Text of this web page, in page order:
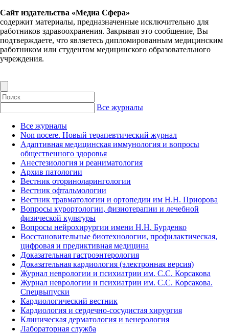
Сайт издательства «Медиа Сфера»
содержит материалы, предназначенные исключительно для
работников здравоохранения. Закрывая это сообщение, Вы
подтверждаете, что являетесь дипломированным медицинским
работником или студентом медицинского образовательного
учреждения.
Все журналы
Все журналы
Non nocere. Новый терапевтический журнал
Адаптивная медицинская иммунология и вопросы
общественного здоровья
Анестезиология и реаниматология
Архив патологии
Вестник оториноларингологии
Вестник офтальмологии
Вестник травматологии и ортопедии им Н.Н. Приорова
Вопросы курортологии, физиотерапии и лечебной
физической культуры
Вопросы нейрохирургии имени Н.Н. Бурденко
Восстановительные биотехнологии, профилактическая,
цифровая и предиктивная медицина
Доказательная гастроэнтерология
Доказательная кардиология (электронная версия)
Журнал неврологии и психиатрии им. С.С. Корсакова
Журнал неврологии и психиатрии им. С.С. Корсакова.
Спецвыпуски
Кардиологический вестник
Кардиология и сердечно-сосудистая хирургия
Клиническая дерматология и венерология
Лабораторная служба